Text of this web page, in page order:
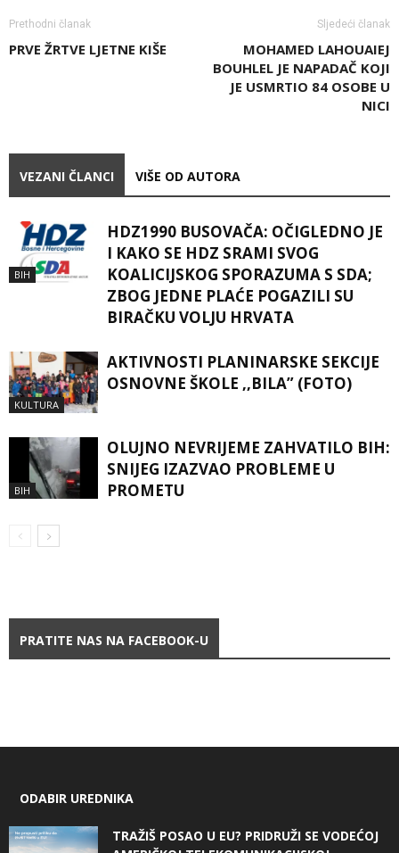
Prethodni članak
PRVE ŽRTVE LJETNE KIŠE
Sljedeći članak
MOHAMED LAHOUAIEJ
BOUHLEL JE NAPADAČ KOJI
JE USMRTIO 84 OSOBE U
NICI
VEZANI ČLANCI VIŠE OD AUTORA
BIH
HDZ1990 BUSOVAČA: OČIGLEDNO JE
I KAKO SE HDZ SRAMI SVOG
KOALICIJSKOG SPORAZUMA S SDA;
ZBOG JEDNE PLAĆE POGAZILI SU
BIRAČKU VOLJU HRVATA
KULTURA
AKTIVNOSTI PLANINARSKE SEKCIJE
OSNOVNE ŠKOLE ,,BILA” (FOTO)
BIH
OLUJNO NEVRIJEME ZAHVATILO BIH:
SNIJEG IZAZVAO PROBLEME U
PROMETU
PRATITE NAS NA FACEBOOK-U
ODABIR UREDNIKA
TRAŽIŠ POSAO U EU? PRIDRUŽI SE VODEĆOJ